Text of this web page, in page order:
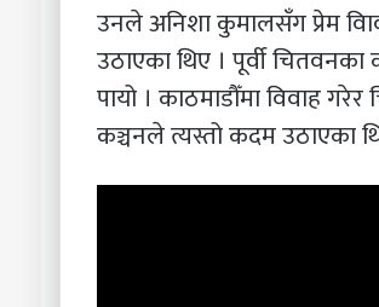
उनले अनिशा कुमालसँग प्रेम
उठाएका थिए । पूर्वी
पायो । काठमाडौँमा विवाह
कञ्चनले त्यस्तो कदम उठाएका